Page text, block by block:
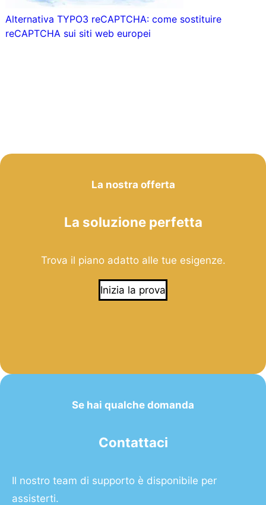
Alternativa TYPO3 reCAPTCHA: come sostituire
reCAPTCHA sui siti web europei
La nostra offerta
La soluzione perfetta
Trova il piano adatto alle tue esigenze.
Inizia la prova
Se hai qualche domanda
Contattaci
Il nostro team di supporto è disponibile per
assisterti.